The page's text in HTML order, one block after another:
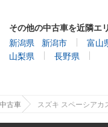
その他の中古車を近隣エ
新潟県
新潟市 富山
山梨県
長野県
古車 スズキ スペーシア